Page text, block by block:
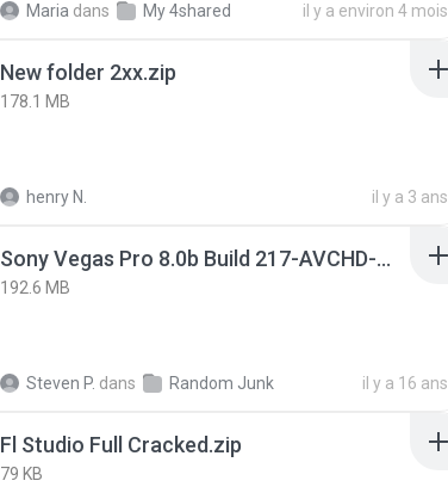
Maria dans My 4shared il y a environ 4 mois
New folder 2xx.zip
178.1 MB
henry N. il y a 3 ans
Sony Vegas Pro 8.0b Build 217-AVCHD-MPG-AC3 FIXED.7z
192.6 MB
Steven P. dans Random Junk il y a 16 ans
Fl Studio Full Cracked.zip
79 KB